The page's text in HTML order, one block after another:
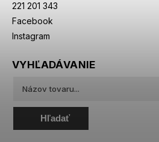
221 201 343
Facebook
Instagram
VYHĽADÁVANIE
Hľadať